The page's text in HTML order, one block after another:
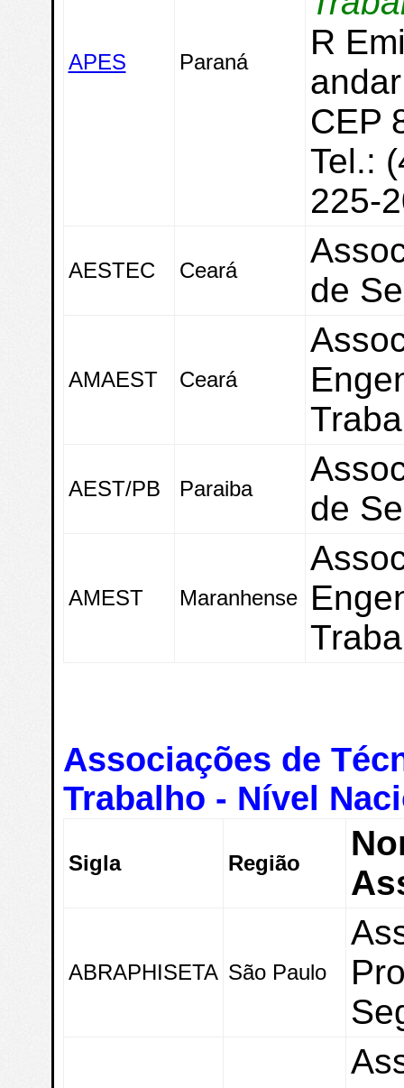
APES Paraná
R
andar
CEP
Tel.:
225-
AESTEC Ceará
de
AMAEST Ceará
AEST/PB Paraiba
de
AMEST Maranhense
Associações de
Trabalho - Nível
Sigla Região
ABRAPHISETA São Paulo